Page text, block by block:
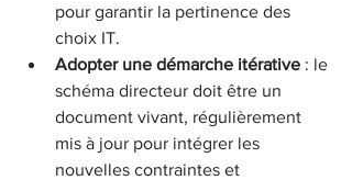
pour garantir la pertinence des
choix IT.
Adopter une démarche itérative : le
schéma directeur doit être un
document vivant, régulièrement
mis à jour pour intégrer les
nouvelles contraintes et